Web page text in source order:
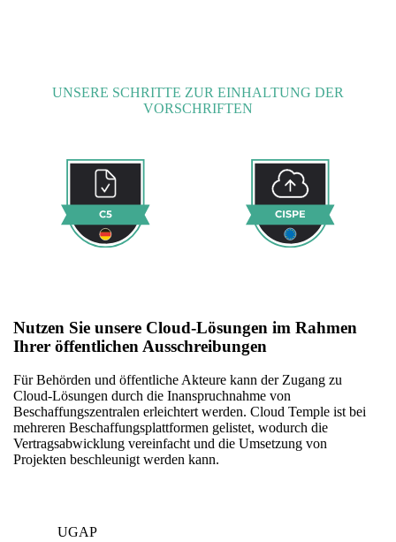
UNSERE SCHRITTE ZUR EINHALTUNG DER
VORSCHRIFTEN
Nutzen Sie unsere Cloud-Lösungen im Rahmen
Ihrer öffentlichen Ausschreibungen
Für Behörden und öffentliche Akteure kann der Zugang zu
Cloud-Lösungen durch die Inanspruchnahme von
Beschaffungszentralen erleichtert werden. Cloud Temple ist bei
mehreren Beschaffungsplattformen gelistet, wodurch die
Vertragsabwicklung vereinfacht und die Umsetzung von
Projekten beschleunigt werden kann.
UGAP